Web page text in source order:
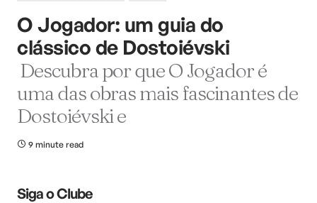
O Jogador: um guia do
clássico de Dostoiévski
Descubra por que O Jogador é
uma das obras mais fascinantes de
Dostoiévski e
9 minute read
Siga o Clube